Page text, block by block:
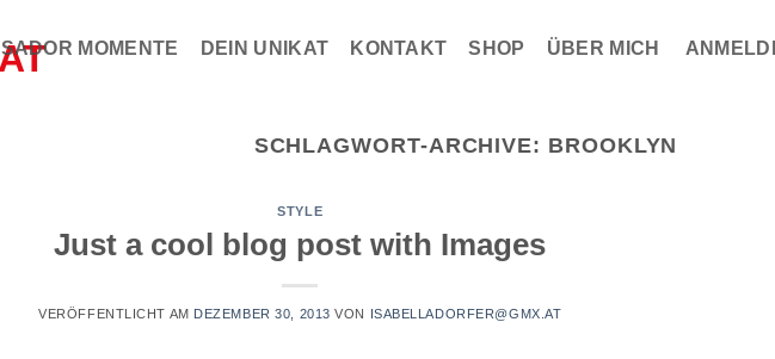
ISADOR MOMENTE DEIN UNIKAT KONTAKT SHOP ÜBER MICH
SCHLAGWORT-ARCHIVE: BROOKLYN
STYLE
Just a cool blog post with Images
VERÖFFENTLICHT AM DEZEMBER 30, 2013 VON ISABELLADORFER@GMX.AT